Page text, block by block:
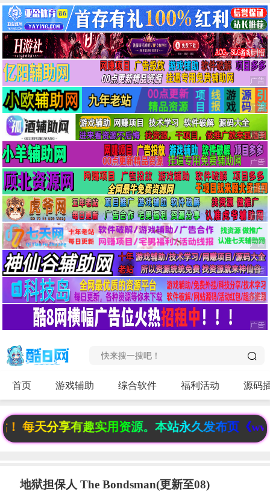
首页 游戏辅助 综合软件 福利活动 源码
每天分享有趣实用资源。本站永久发布页《
地狱担保人 The Bondsman(更新至08)